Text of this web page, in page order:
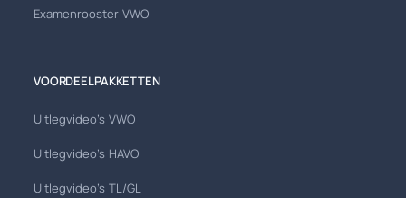
Examenrooster VWO
VOORDEELPAKKETTEN
Uitlegvideo's VWO
Uitlegvideo's HAVO
Uitlegvideo's TL/GL